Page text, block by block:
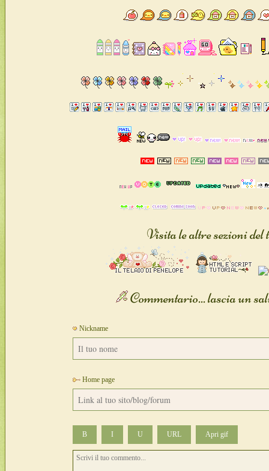
Visita le altre sezioni del
Commentario... lascia un
Nickname
Home page
B I U URL